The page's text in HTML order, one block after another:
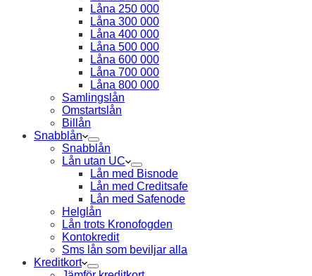
Låna 250 000
Låna 300 000
Låna 400 000
Låna 500 000
Låna 600 000
Låna 700 000
Låna 800 000
Samlingslån
Omstartslån
Billån
Snabblån
Snabblån
Lån utan UC
Lån med Bisnode
Lån med Creditsafe
Lån med Safenode
Helglån
Lån trots Kronofogden
Kontokredit
Sms lån som beviljar alla
Kreditkort